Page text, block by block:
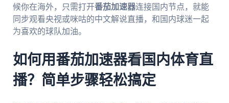
候你在海外，只需打开番茄加速器连接国内节点，就能
同步观看央视或咪咕的中文解说直播，和国内球迷一起
为喜欢的球队加油。
如何用番茄加速器看国内体育直
播？简单步骤轻松搞定